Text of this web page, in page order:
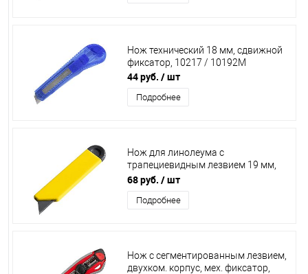
Нож технический 18 мм, сдвижной
фиксатор, 10217 / 10192М
44 руб. / шт
Подробнее
Нож для линолеума с
трапециевидным лезвием 19 мм,
InWork, 10335
68 руб. / шт
Подробнее
Нож с сегментированным лезвием,
двухком. корпус, мех. фиксатор,